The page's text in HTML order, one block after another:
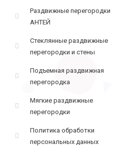
Раздвижные перегородки
АНТЕЙ
Стеклянные раздвижные
перегородки и стены
Подъемная раздвижная
перегородка
Мягкие раздвижные
перегородки
Политика обработки
персональных данных